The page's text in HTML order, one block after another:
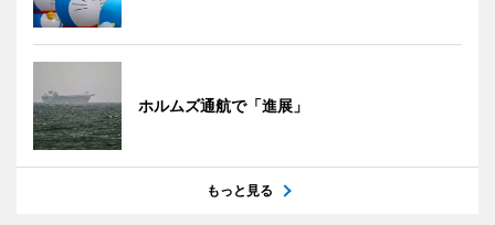
ホルムズ通航で「進展」
もっと見る